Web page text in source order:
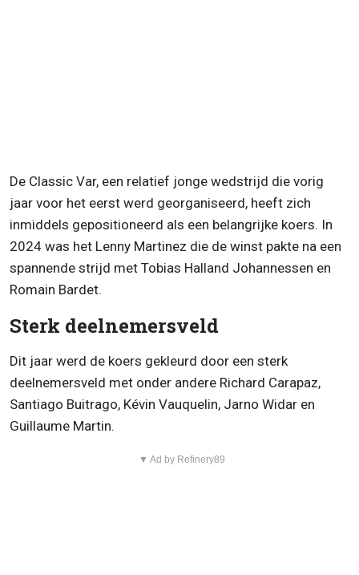
De Classic Var, een relatief jonge wedstrijd die vorig
jaar voor het eerst werd georganiseerd, heeft zich
inmiddels gepositioneerd als een belangrijke koers. In
2024 was het Lenny Martinez die de winst pakte na een
spannende strijd met Tobias Halland Johannessen en
Romain Bardet.
Sterk deelnemersveld
Dit jaar werd de koers gekleurd door een sterk
deelnemersveld met onder andere Richard Carapaz,
Santiago Buitrago, Kévin Vauquelin, Jarno Widar en
Guillaume Martin.
▼ Ad by Refinery89